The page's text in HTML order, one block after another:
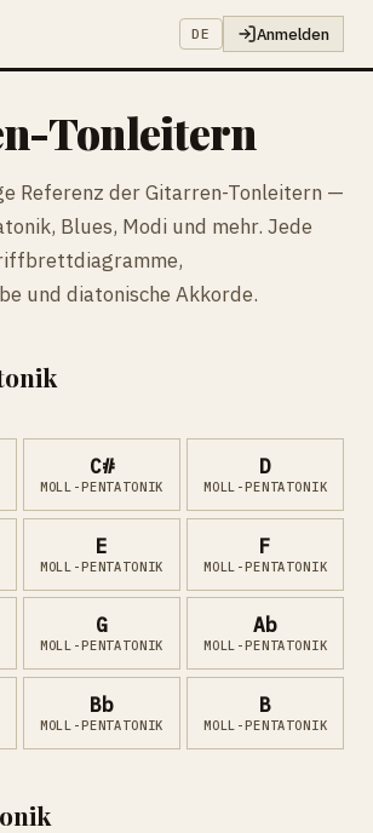
DE Anmelden
Tonleitern
Referenz der Gitarren-Tonleitern —
Blues, Modi und mehr. Jede
und diatonische Akkorde.
C#
MOLL-PENTATONIK
D
MOLL-PENTATONIK
E
MOLL-PENTATONIK
F
MOLL-PENTATONIK
G
MOLL-PENTATONIK
Ab
MOLL-PENTATONIK
Bb
MOLL-PENTATONIK
B
MOLL-PENTATONIK